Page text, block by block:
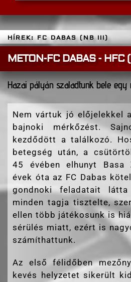
HÍREK: FC DABAS (NB III)
METON-FC DABAS - HFC
Hazai pályán szaladtunk bele egy
Nem vártuk jó előjelekkel
bajnoki mérkőzést.
kezdődött a találkozó.
betegség után, a
45 évében elhunyt Basa
évek óta az FC Dabas
gondnoki feladatait
minden tagja tisztelte,
ellen több játékosunk is
sérülés miatt, ezért is
számíthattunk.
Az első félidőben
kevés helyzetet sikerült